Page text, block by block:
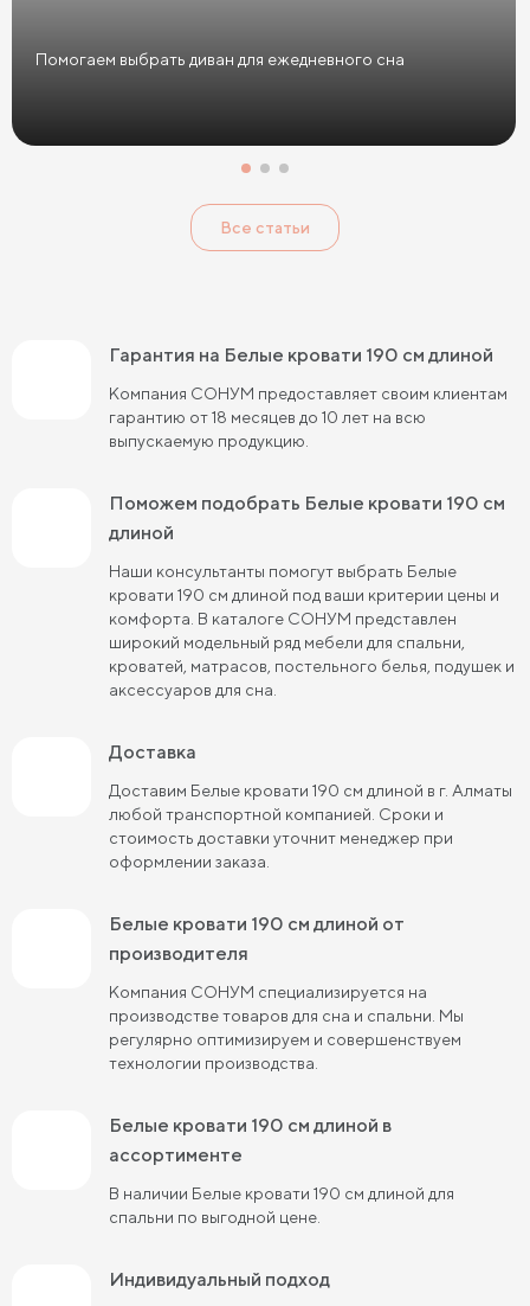
Кровати с мягким изголовьем Кровати светлых цветов
Кровати цвета графит Кровати желтого цвета
Кровати красного цвета Кровати оранжевого цвета
Кровати розового цвета Кровати серого цвета
Кровати синего цвета Кровати фиолетового цвета
Кровати черного цвета Кровати бежевого цвета
Кровати шириной 90 см
Кровати шириной 140 см Кровати шириной 160 см
Кровати шириной 180 см Кровати шириной 200 см
Кровати длиной 200 см
Кровати 80х180 см (для маленькой комнаты)
Большие кровати Кровати 80х190 см
Кровати 140х190 см Кровати 160х190 см
Кровати 180х190 см Кровати 200х190 см
Помогаем выбрать диван для ежедневного сна
Все статьи
Гарантия на Белые кровати 190 см длиной
Компания СОНУМ предоставляет своим клиентам
гарантию от 18 месяцев до 10 лет на всю
выпускаемую продукцию.
Поможем подобрать Белые кровати 190 см
длиной
Наши консультанты помогут выбрать Белые
кровати 190 см длиной под ваши критерии цены и
комфорта. В каталоге СОНУМ представлен
широкий модельный ряд мебели для спальни,
кроватей, матрасов, постельного белья, подушек и
аксессуаров для сна.
Доставка
Доставим Белые кровати 190 см длиной в г. Алматы
любой транспортной компанией. Сроки и
стоимость доставки уточнит менеджер при
оформлении заказа.
Белые кровати 190 см длиной от
производителя
Компания СОНУМ специализируется на
производстве товаров для сна и спальни. Мы
регулярно оптимизируем и совершенствуем
технологии производства.
Белые кровати 190 см длиной в
ассортименте
В наличии Белые кровати 190 см длиной для
спальни по выгодной цене.
Индивидуальный подход